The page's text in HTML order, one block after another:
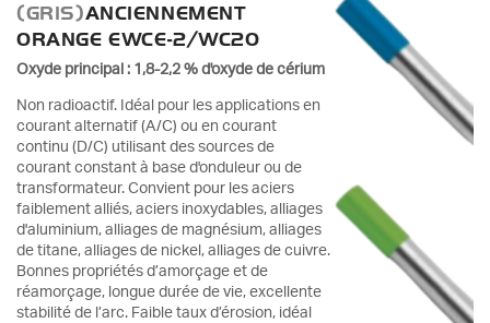
(GRIS)ANCIENNEMENT
ORANGE EWCE-2/WC20
Oxyde principal : 1,8-2,2 % d'oxyde de cérium
Non radioactif. Idéal pour les applications en
courant alternatif (A/C) ou en courant
continu (D/C) utilisant des sources de
courant constant à base d'onduleur ou de
transformateur. Convient pour les aciers
faiblement alliés, aciers inoxydables, alliages
d'aluminium, alliages de magnésium, alliages
de titane, alliages de nickel, alliages de cuivre.
Bonnes propriétés d’amorçage et de
réamorçage, longue durée de vie, excellente
stabilité de l’arc. Faible taux d’érosion, idéal